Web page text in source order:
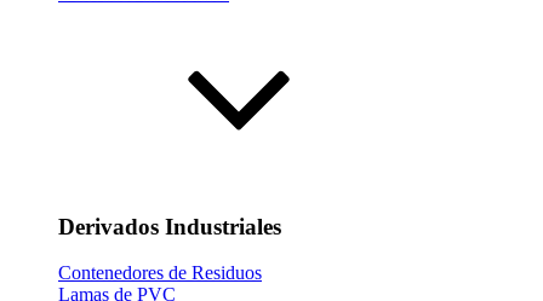
Derivados Industriales
Contenedores de Residuos
Lamas de PVC